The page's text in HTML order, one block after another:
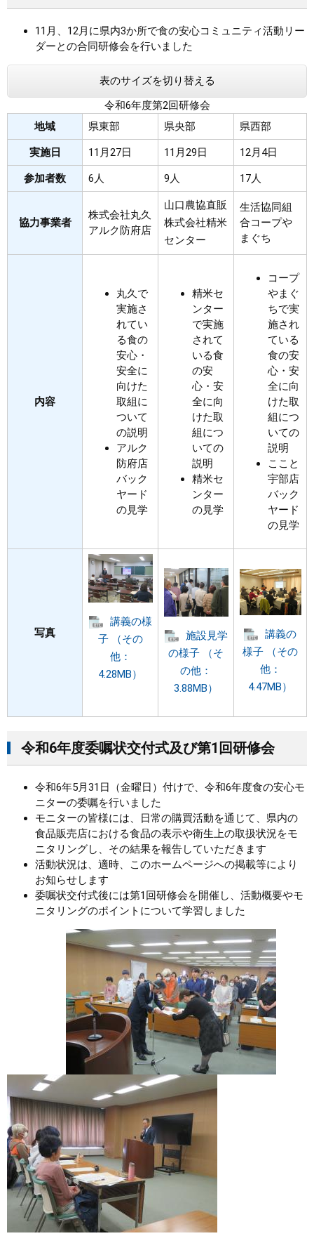
11月、12月に県内3か所で食の安心コミュニティ活動リー
ダーとの合同研修会を行いました
表のサイズを切り替える
令和6年度第2回研修会
地域
県東部 県央部 県西部
実施日 11月27日 11月29日 12月4日
参加者数 6人 9人 17人
協力事業者
株式会社丸久
アルク防府店
山口農協直販
株式会社精米
センター
生活協同組
合コープや
まぐち
内容
丸久で
実施さ
れてい
る食の
安心・
安全に
向けた
取組に
ついて
の説明
アルク
防府店
バック
ヤード
の見学
精米セ
ンター
で実施
されて
いる食
の安
心・安
全に向
けた取
組につ
いての
説明
精米セ
ンター
の見学
コープ
やまぐ
ちで実
施され
ている
食の安
心・安
全に向
けた取
組につ
いての
説明
ここと
宇部店
バック
ヤード
の見学
写真
講義の様
子 （その
他：
4.28MB）
施設見学
の様子 （そ
の他：
3.88MB）
講義の
様子 （その
他：
4.47MB）
令和6年度委嘱状交付式及び第1回研修会
令和6年5月31日（金曜日）付けで、令和6年度食の安心モ
ニターの委嘱を行いました
モニターの皆様には、日常の購買活動を通じて、県内の
食品販売店における食品の表示や衛生上の取扱状況をモ
ニタリングし、その結果を報告していただきます
活動状況は、適時、このホームページへの掲載等により
お知らせします
委嘱状交付式後には第1回研修会を開催し、活動概要やモ
ニタリングのポイントについて学習しました